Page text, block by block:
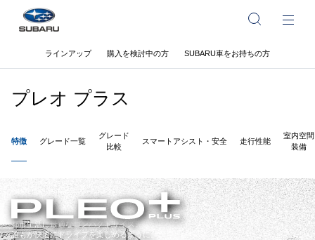
ラインアップ 購入を検討中の方 SUBARU車をお持ちの方
プレオ プラス
特徴 グレード一覧
グレード
比較
スマートアシスト・安全 走行性能
室内空間
装備
都市生活に最適なコンパクトサイズ。
誰もが快適にドライブを楽しめるように。